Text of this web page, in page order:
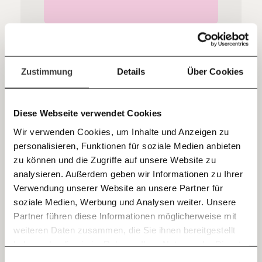
Zustimmung Details Über Cookies
Diese Webseite verwendet Cookies
Wir verwenden Cookies, um Inhalte und Anzeigen zu
personalisieren, Funktionen für soziale Medien anbieten
zu können und die Zugriffe auf unsere Website zu
analysieren. Außerdem geben wir Informationen zu Ihrer
Verwendung unserer Website an unsere Partner für
soziale Medien, Werbung und Analysen weiter. Unsere
Partner führen diese Informationen möglicherweise mit
weiteren Daten zusammen, die Sie ihnen bereitgestellt
Immer auf dem Laufenden
bleiben mit unseren gratis
E-Mail-Newslettern!
sozialen Fortschritt
Ich werde Fördermitglied* …
Jetzt
einfach
teilen.
E-Mail
Whatsapp
Wichtige und falsche Therapien
Dein Newsletter mit Haltung ist da.
07.06.2023